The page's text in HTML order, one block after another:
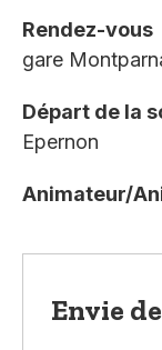
Rendez-vous
gare
Départ de la
Epernon
Animateur/
Envie